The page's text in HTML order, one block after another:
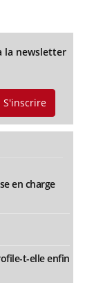
la newsletter
S'inscrire
en charge
t-elle enfin